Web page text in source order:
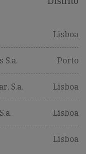
Lisboa
S.a. Porto
S.a. Lisboa
Lisboa
Lisboa